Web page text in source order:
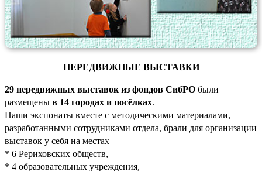
ПЕРЕДВИЖНЫЕ ВЫСТАВКИ
29 передвижных выставок из фондов СибРО были
размещены в 14 городах и посёлках.
Наши экспонаты вместе с методическими материалами,
разработанными сотрудниками отдела, брали для организации
выставок у себя на местах
* 6 Рериховских обществ,
* 4 образовательных учреждения,